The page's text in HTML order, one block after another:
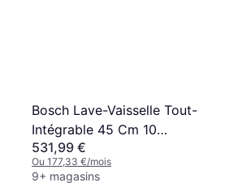
Bosch Lave-Vaisselle Tout-
Intégrable 45 Cm 10
Couverts
531,99 €
Ou 177,33 €/mois
9+ magasins